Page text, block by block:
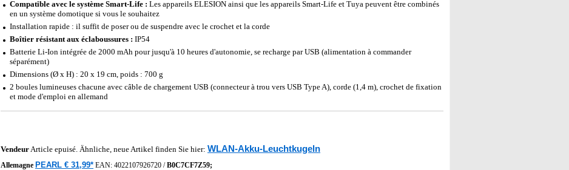
Compatible avec le système Smart-Life : Les appareils ELESION ainsi que les appareils Smart-Life et Tuya peuvent être combinés
en un système domotique si vous le souhaitez
Installation rapide : il suffit de poser ou de suspendre avec le crochet et la corde
Boîtier résistant aux éclaboussures : IP54
Batterie Li-Ion intégrée de 2000 mAh pour jusqu'à 10 heures d'autonomie, se recharge par USB (alimentation à commander
séparément)
Dimensions (Ø x H) : 20 x 19 cm, poids : 700 g
2 boules lumineuses chacune avec câble de chargement USB (connecteur à trou vers USB Type A), corde (1,4 m), crochet de fixation
et mode d'emploi en allemand
VendeurArticle epuisé. Ähnliche, neue Artikel finden Sie hier: WLAN-Akku-Leuchtkugeln
Allemagne PEARL € 31,99* EAN: 4022107926720 /B0C7CF7Z59;